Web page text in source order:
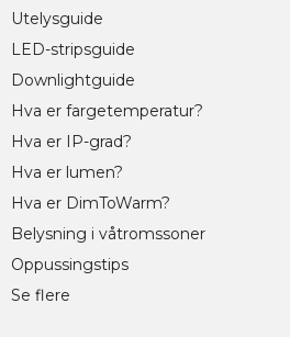
Utelysguide
LED-stripsguide
Downlightguide
Hva er fargetemperatur?
Hva er IP-grad?
Hva er lumen?
Hva er DimToWarm?
Belysning i våtromssoner
Oppussingstips
Se flere